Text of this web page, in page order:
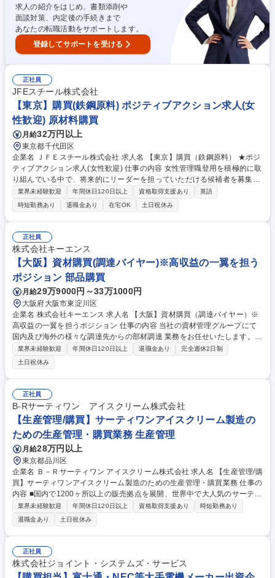
求人の紹介をはじめ、書類添削や
面談対策、内定後の手続きまで
あなたの転職活動をサポートします。
登録してサポートを受ける
正社員
JFEスチール株式会社
【東京】購買(鉄鋼原料) ポジティブアクション求人(女
性歓迎) 原材料購買
月給32万円以上
東京都千代田区
企業名 ＪＦＥスチール株式会社 求人名 【東京】購買（鉄鋼原料） ★ポジ
ティブアクション求人(女性歓迎) 仕事の内容 女性管理職登用を積極的に取
り組んでいる中で、将来的にリーダーを担っていただける候補者を募集し
ます。主に製鉄原料（鉄鉱石、石炭、スクラップ、合金鉄など）の調達業
務をお任せいたします。 【詳細】原料サプライヤーとの契約交渉、需給管
理、調達先開拓、資源投資検討、投資先の管理などの業務を担当いただき
ます。世界中から鉄鉱石や石炭などの原料を買い付け、購買後は輸送船舶
の手配や輸送の進捗管理など、製鉄所に届けるまで一貫して担当いただき
ます。また、より質の良い原料を安定的に購買するため、海外の資源開発
への投資や権益取得などのPJTにも携わっていきます。将来的に海外勤務
の可能性もございます。 募集職種 【東京】購買（鉄鋼原料） ★ポジティ
ブアクション求人(女性歓迎)
業界未経験歓迎 年間休日120日以上 資格取得支援あり
英語
時短勤務あり
退職金あり 在宅OK 土日祝休み
正社員
株式会社キーエンス
【大阪】資材購買(調達バイヤー)※高収益の一翼を担う
ポジション 部品購買
月給29万9000円～33万1000円
大阪府大阪市東淀川区
企業名 株式会社キーエンス 求人名 【大阪】資材購買（調達バイヤー）※
高収益の一翼を担うポジション 仕事の内容 当社の資材管理グループにて
国内及び海外の様々な調達先からの部材調達 業務をお任せいたします。世
界中から、適正な品質・最適なコストで部材調達を行うやりがいある仕事
です。 バイヤーは当社の特徴である高収益・ファブレス・即日出荷の一翼
を担っています。会社業績への貢献が実感できる仕事です。 【詳細】■部
材調達：発注~検収までの一連業務■納期交渉：調達先との交渉業務■取引
先管理：調達先への管理・指導など 【やりがい】オープンでフラットな社
風ですので、1人1人が自身で考え、責任を持って、自律的に働くことがで
きます。 募集職種 【大阪】資材購買（調達バイヤー）※高収益の一翼を
担うポジション
業界未経験歓迎 年間休日120日以上 退職金あり
完全週休2日制
土日祝休み
正社員
B-Rサーティワン アイスクリーム株式会社
【生産管理/購買】サーティワンアイスクリーム製造の
ための生産管理・購買業務 生産管理
月給28万円以上
東京都品川区
企業名 Ｂ－Ｒサーティワン アイスクリーム株式会社 求人名 【生産管理/購
買】サーティワンアイスクリーム製造のための生産管理・購買業務 仕事の
内容 ■国内で1200ヶ所以上の販売拠点を展開、世界中で大人気のサーティ
ワンアイスクリームを作るための原材料（乳・糖・添加物など）や 店舗で
使用する包材や食材の管理部署で業務に携わっていただきます。 ■ 主な業
務は以下の通りです。 ・販売計画に基づく生産計画立案・在庫管理 ・自
社工場（富士小山・神戸三木）や協力工場間の調整 ・原料・資材の購買調
達、納期管理（輸入含む） ・購買コスト管理 ・サプライヤー管理 募集職
種 【生産管理/購買】サーティワンアイスクリーム製造のための生産管
理・購買業務
業界未経験歓迎 年間休日120日以上 資格取得支援あり
時短勤務あり
退職金あり
土日祝休み
正社員
株式会社ジョイント・システムズ・サービス